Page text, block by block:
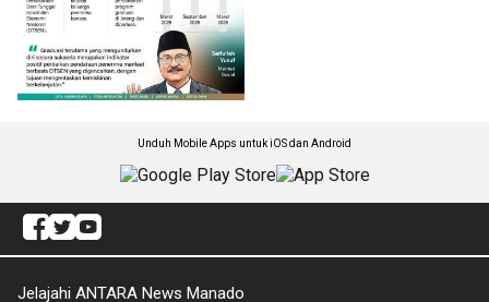
Unduh Mobile Apps untuk iOS dan Android
Jelajahi ANTARA News Manado